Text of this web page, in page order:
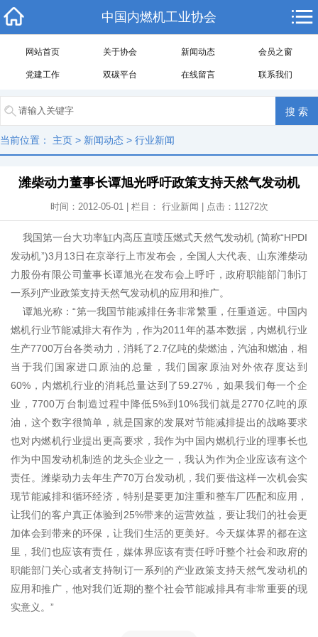
中国内燃机工业协会
网站首页 关于协会 新闻动态 会员之窗
党建工作 双碳平台 在线留言 联系我们
当前位置： 主页 > 新闻动态 > 行业新闻
潍柴动力董事长谭旭光呼吁政策支持天然气发动机
时间：2012-05-01 | 栏目： 行业新闻 | 点击： 11272次
我国第一台大功率缸内高压直喷压燃式天然气发动机 (简称“HPDI
发动机”)3月13日在京举行上市发布会，全国人大代表、山东潍柴动
力股份有限公司董事长谭旭光在发布会上呼吁，政府职能部门制订
一系列产业政策支持天然气发动机的应用和推广。
谭旭光称：“第一我国节能减排任务非常繁重，任重道远。中国内
燃机行业节能减排大有作为，作为2011年的基本数据，内燃机行业
生产7700万台各类动力，消耗了2.7亿吨的柴燃油，汽油和燃油，相
当于我们国家进口原油的总量，我们国家原油对外依存度达到
60%，内燃机行业的消耗总量达到了59.27%，如果我们每一个企
业，7700万台制造过程中降低5%到10%我们就是2770亿吨的原
油，这个数字很简单，就是国家的发展对节能减排提出的战略要求
也对内燃机行业提出更高要求，我作为中国内燃机行业的理事长也
作为中国发动机制造的龙头企业之一，我认为作为企业应该有这个
责任。潍柴动力去年生产70万台发动机，我们要借这样一次机会实
现节能减排和循环经济，特别是要更加注重和整车厂匹配和应用，
让我们的客户真正体验到25%带来的运营效益，要让我们的社会更
加体会到带来的环保，让我们生活的更美好。今天媒体界的都在这
里，我们也应该有责任，媒体界应该有责任呼吁整个社会和政府的
职能部门关心或者支持制订一系列的产业政策支持天然气发动机的
应用和推广，他对我们近期的整个社会节能减排具有非常重要的现
实意义。”